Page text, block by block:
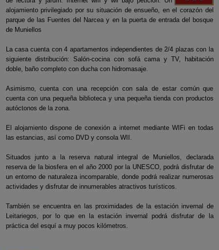
alojamiento privilegiado por su situación de ensueño, en el corazón del
parque de las Fuentes del Narcea y en la puerta de entrada del bosque
de Muniellos
La casa cuenta con 4 apartamentos independientes de 2/4 plazas con la
siguiente distribución: Salón-cocina con sofá cama y TV, habitación
doble, baño completo con ducha con hidromasaje.
Asimismo, cuenta con una recepción con sala de estar común que
cuenta con una pequeña biblioteca y una pequeña tienda con productos
autóctonos de la zona.
El alojamiento dispone de conexión a internet mediante WIFi en todas
las estancias, así como DVD y consola WII.
Situados junto a la reserva natural integral de Muniellos, declarada
reserva de la biosfera en el año 2000 por la UNESCO, podrá disfrutar de
un entorno de naturaleza incomparable, donde podrá realizar numerosas
actividades y disfrutar de innumerables atractivos turísticos.
También se encuentra en las proximidades de la estación invernal de
Leitariegos, por lo que en la estación invernal podrá disfrutar de la
práctica del esquí a muy pocos kilómetros.